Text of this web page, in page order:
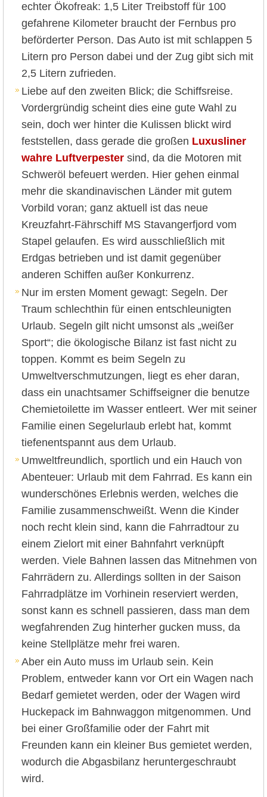
echter Ökofreak: 1,5 Liter Treibstoff für 100
gefahrene Kilometer braucht der Fernbus pro
beförderter Person. Das Auto ist mit schlappen 5
Litern pro Person dabei und der Zug gibt sich mit
2,5 Litern zufrieden.
Liebe auf den zweiten Blick; die Schiffsreise.
Vordergründig scheint dies eine gute Wahl zu
sein, doch wer hinter die Kulissen blickt wird
feststellen, dass gerade die großen Luxusliner
wahre Luftverpester sind, da die Motoren mit
Schweröl befeuert werden. Hier gehen einmal
mehr die skandinavischen Länder mit gutem
Vorbild voran; ganz aktuell ist das neue
Kreuzfahrt-Fährschiff MS Stavangerfjord vom
Stapel gelaufen. Es wird ausschließlich mit
Erdgas betrieben und ist damit gegenüber
anderen Schiffen außer Konkurrenz.
Nur im ersten Moment gewagt: Segeln. Der
Traum schlechthin für einen entschleunigten
Urlaub. Segeln gilt nicht umsonst als „weißer
Sport“; die ökologische Bilanz ist fast nicht zu
toppen. Kommt es beim Segeln zu
Umweltverschmutzungen, liegt es eher daran,
dass ein unachtsamer Schiffseigner die benutze
Chemietoilette im Wasser entleert. Wer mit seiner
Familie einen Segelurlaub erlebt hat, kommt
tiefenentspannt aus dem Urlaub.
Umweltfreundlich, sportlich und ein Hauch von
Abenteuer: Urlaub mit dem Fahrrad. Es kann ein
wunderschönes Erlebnis werden, welches die
Familie zusammenschweißt. Wenn die Kinder
noch recht klein sind, kann die Fahrradtour zu
einem Zielort mit einer Bahnfahrt verknüpft
werden. Viele Bahnen lassen das Mitnehmen von
Fahrrädern zu. Allerdings sollten in der Saison
Fahrradplätze im Vorhinein reserviert werden,
sonst kann es schnell passieren, dass man dem
wegfahrenden Zug hinterher gucken muss, da
keine Stellplätze mehr frei waren.
Aber ein Auto muss im Urlaub sein. Kein
Problem, entweder kann vor Ort ein Wagen nach
Bedarf gemietet werden, oder der Wagen wird
Huckepack im Bahnwaggon mitgenommen. Und
bei einer Großfamilie oder der Fahrt mit
Freunden kann ein kleiner Bus gemietet werden,
wodurch die Abgasbilanz heruntergeschraubt
wird.